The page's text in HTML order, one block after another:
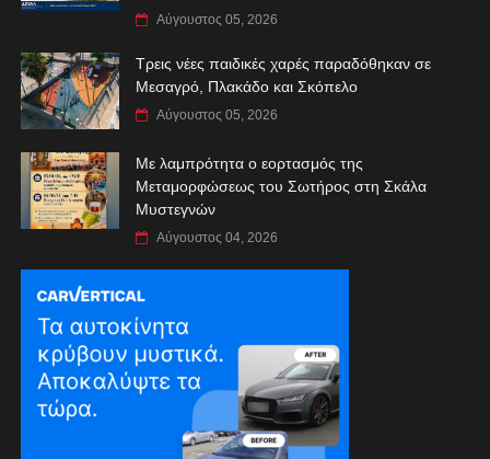
Αύγουστος 05, 2026
Τρεις νέες παιδικές χαρές παραδόθηκαν σε
Μεσαγρό, Πλακάδο και Σκόπελο
Αύγουστος 05, 2026
Με λαμπρότητα ο εορτασμός της
Μεταμορφώσεως του Σωτήρος στη Σκάλα
Μυστεγνών
Αύγουστος 04, 2026